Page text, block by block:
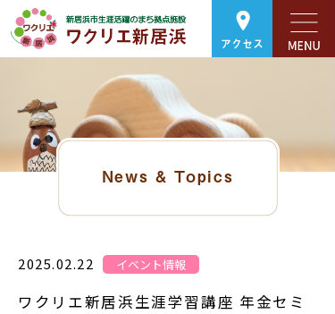
アクセス
News & Topics
2025.02.22 イベント情報
ワクリエ新居浜生涯学習講座 年金セミ